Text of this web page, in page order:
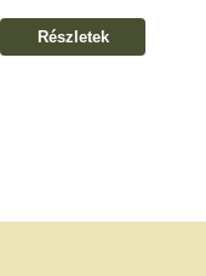
Részletek